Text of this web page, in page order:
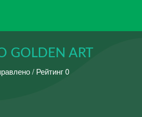
GOLDEN ART
/ Рейтинг 0